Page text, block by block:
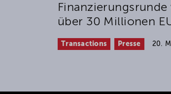
über 30 Millionen
Transactions Presse 20.